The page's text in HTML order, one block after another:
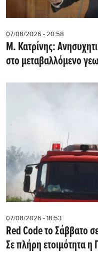
07/08/2026 - 20:58
Μ. Κατρίνης:
στο μεταβαλλόμενο
07/08/2026 - 18:53
Red Code το Σάββατο
Σε πλήρη ετοιμότητα η